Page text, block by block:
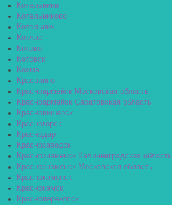
Котельники
Котельниково
Котельнич
Котлас
Котово
Котовск
Кохма
Красавино
Красноармейск Московская область
Красноармейск Саратовская область
Красновишерск
Красногорск
Краснодар
Краснозаводск
Краснознаменск Калининградская область
Краснознаменск Московская область
Краснокаменск
Краснокамск
Красноперекопск